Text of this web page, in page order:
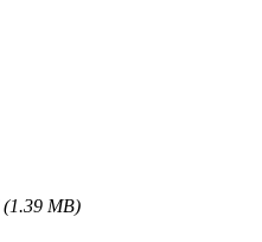
(1.39 MB)